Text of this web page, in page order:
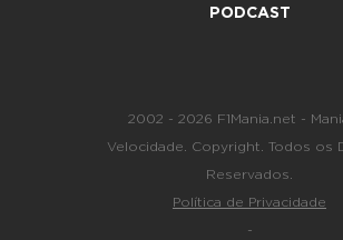
PODCAST
2002 - 2026 F1Mania.net -
Velocidade. Copyright. Todos os
Reservados.
Política de Privacidade
-